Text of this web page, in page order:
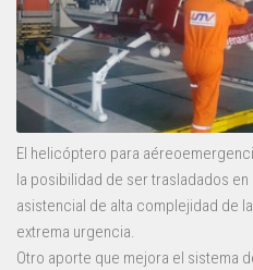
El helicóptero para
la posibilidad de ser trasladados
asistencial de alta complejidad de
extrema urgencia.
Otro aporte que mejora el sistema